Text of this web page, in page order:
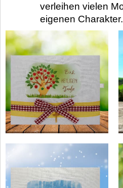
verleihen vielen
eigenen Charakter.